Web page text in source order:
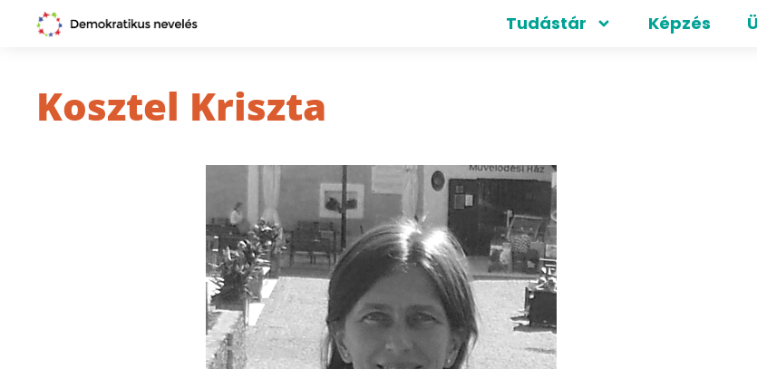
Tudástár Képzés
Kosztel Kriszta